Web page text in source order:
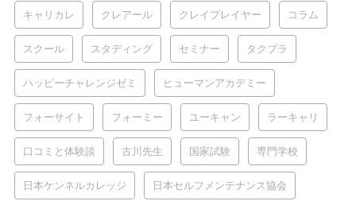
キャリカレ クレアール クレイプレイヤー コラム
スクール スタディング セミナー タクプラ
ハッピーチャレンジゼミ ヒューマンアカデミー
フォーサイト フォーミー ユーキャン ラーキャリ
口コミと体験談 古川先生 国家試験 専門学校
日本ケンネルカレッジ 日本セルフメンテナンス協会